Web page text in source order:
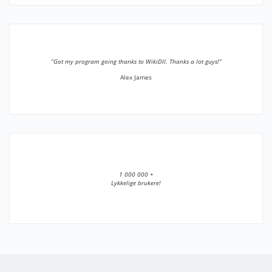
”Got my program going thanks to WikiDll. Thanks a lot guys!”
Alex James
1 000 000 +
Lykkelige brukere!